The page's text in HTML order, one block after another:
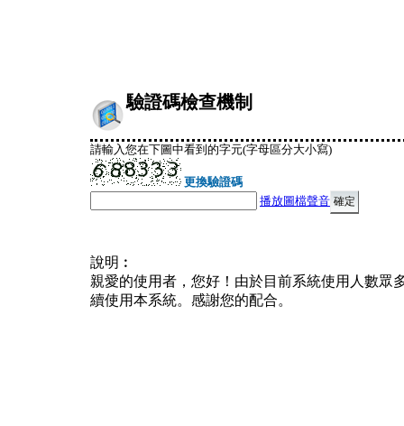
驗證碼檢查機制
請輸入您在下圖中看到的字元(字母區分大小寫)
更換驗證碼
播放圖檔聲音
說明︰
親愛的使用者，您好！由於目前系統使用人數眾
續使用本系統。感謝您的配合。